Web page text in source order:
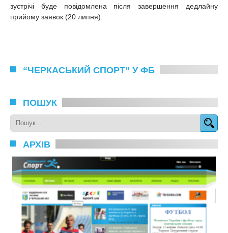
зустрічі буде повідомлена після завершення дедлайну
прийому заявок (20 липня).
“ЧЕРКАСЬКИЙ СПОРТ” У ФБ
ПОШУК
АРХІВ